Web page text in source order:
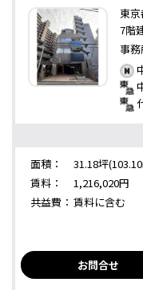
東
7階
事
面積：
31.18坪
賃料：
1,216,020円
共益費： 賃料に含む
お問合せ